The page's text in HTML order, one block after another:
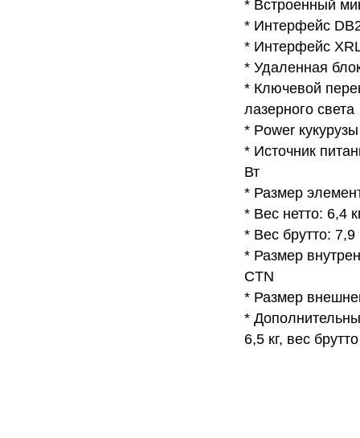
* Встроенный
* Интерфейс
* Интерфейс
* Удаленная
* Ключевой
лазерного света
* Power
* Источник
Вт
* Размер
* Вес нетто: 6,4
* Вес брутто: 7,9
* Размер
CTN
* Размер
*
6,5 кг, вес